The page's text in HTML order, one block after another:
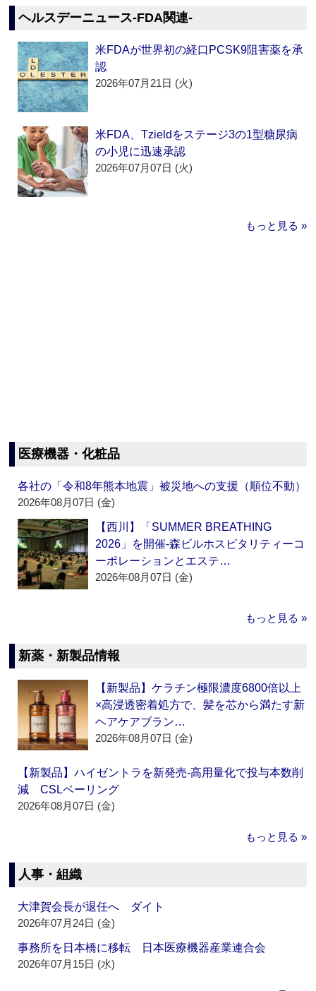
ヘルスデーニュース‐FDA関連‐
米FDAが世界初の経口PCSK9阻害薬を承
認
2026年07月21日 (火)
米FDA、Tzieldをステージ3の1型糖尿病
の小児に迅速承認
2026年07月07日 (火)
もっと見る »
医療機器・化粧品
各社の「令和8年熊本地震」被災地への支援（順位不動）
2026年08月07日 (金)
【西川】「SUMMER BREATHING
2026」を開催‐森ビルホスピタリティーコ
ーポレーションとエステ…
2026年08月07日 (金)
もっと見る »
新薬・新製品情報
【新製品】ケラチン極限濃度6800倍以上
×高浸透密着処方で、髪を芯から満たす新
ヘアケアブラン…
2026年08月07日 (金)
【新製品】ハイゼントラを新発売‐高用量化で投与本数削
減 CSLベーリング
2026年08月07日 (金)
もっと見る »
人事・組織
大津賀会長が退任へ ダイト
2026年07月24日 (金)
事務所を日本橋に移転 日本医療機器産業連合会
2026年07月15日 (水)